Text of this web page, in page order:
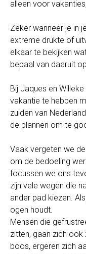
alleen voor
Zeker wanneer je in
extreme drukte of
elkaar te bekijken
bepaal van daaruit
Bij Jaques en
vakantie te hebben
zuiden van
de plannen om te
Vaak vergeten we
om de bedoeling
focussen we ons
zijn vele wegen die
ander pad kiezen.
ogen houdt.
Mensen die
zitten, gaan zich ook
boos, ergeren zich